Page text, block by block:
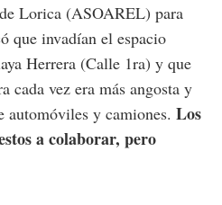
Lorica (ASOAREL) para
que invadían el espacio
Herrera (Calle 1ra) y que
cada vez era más angosta y
automóviles y camiones.Los
a colaborar, pero